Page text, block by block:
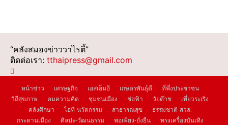
“คลังสมองข่าววาไรตี้”
ติดต่อเรา: tthaipress@gmail.com
หน้าข่าว เศรษฐกิจ เอสเอ็มอี เกษตรพันธุ์ดี
ที่พึ่งประชาชน
วิถีสุขภาพ
คมความคิด ชุมชนเมือง ช่อฟ้า วัยต๊าช
เที่ยวระเริง
คลังศึกษา
ไอที-นวัตกรรม สาธารณสุข
ธรรมชาติ-สวล.
กระดานเมือง
ศิลปะ-วัฒนธรรม พอเพียง-ยั่งยืน ทรงเครื่องบันเทิง